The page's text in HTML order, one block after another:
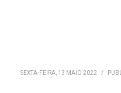
SEXTA-FEIRA, 13 MAIO 2022 /